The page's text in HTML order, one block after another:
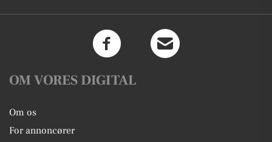
OM VORES DIGITAL
Om os
For annoncører